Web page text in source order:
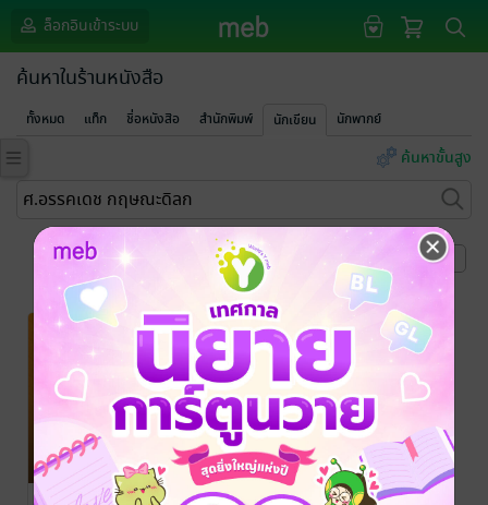
ล็อกอินเข้าระบบ
ค้นหาในร้านหนังสือ
ทั้งหมด แท็ก ชื่อหนังสือ สำนักพิมพ์ นักเขียน นักพากย์
ค้นหาขั้นสูง
หน้าที่ 1
พระรอด ฉบับ
ปทานุกรมพระ